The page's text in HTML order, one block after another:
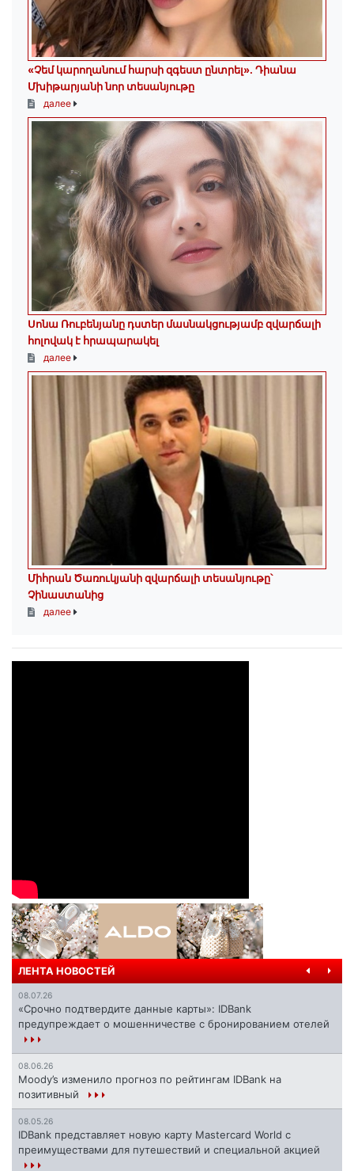
«Չեմ կարողանում հարսի զգեստ ընտրել». Դիանա
Մխիթարյանի նոր տեսանյութը
далее
Սոնա Ռուբենյանը դստեր մասնակցությամբ զվարճալի
հոլովակ է հրապարակել
далее
Միհրան Ծառուկյանի զվարճալի տեսանյութը՝
Չինաստանից
далее
ЛЕНТА НОВОСТЕЙ
08.07.26
«Срочно подтвердите данные карты»: IDBank
предупреждает о мошенничестве с бронированием отелей
08.06.26
Moody’s изменило прогноз по рейтингам IDBank на
позитивный
08.05.26
IDBank представляет новую карту Mastercard World с
преимуществами для путешествий и специальной акцией